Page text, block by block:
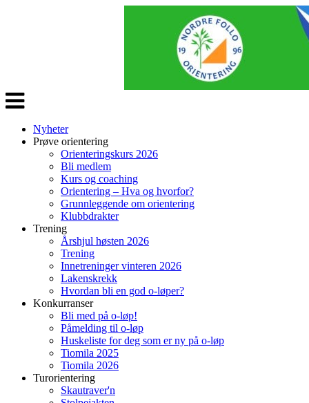
Veksle
navigasjon
Nyheter
Prøve orientering
Orienteringskurs 2026
Bli medlem
Kurs og coaching
Orientering – Hva og hvorfor?
Grunnleggende om orientering
Klubbdrakter
Trening
Årshjul høsten 2026
Trening
Innetreninger vinteren 2026
Lakenskrekk
Hvordan bli en god o-løper?
Konkurranser
Bli med på o-løp!
Påmelding til o-løp
Huskeliste for deg som er ny på o-løp
Tiomila 2025
Tiomila 2026
Turorientering
Skautraver'n